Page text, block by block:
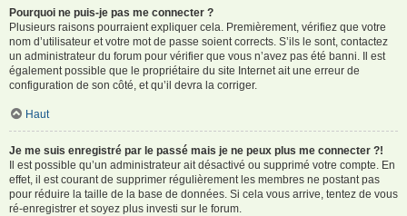
Pourquoi ne puis-je pas me connecter ?
Plusieurs raisons pourraient expliquer cela. Premièrement, vérifiez que votre
nom d’utilisateur et votre mot de passe soient corrects. S’ils le sont, contactez
un administrateur du forum pour vérifier que vous n’avez pas été banni. Il est
également possible que le propriétaire du site Internet ait une erreur de
configuration de son côté, et qu’il devra la corriger.
Haut
Je me suis enregistré par le passé mais je ne peux plus me connecter ?!
Il est possible qu’un administrateur ait désactivé ou supprimé votre compte. En
effet, il est courant de supprimer régulièrement les membres ne postant pas
pour réduire la taille de la base de données. Si cela vous arrive, tentez de vous
ré-enregistrer et soyez plus investi sur le forum.